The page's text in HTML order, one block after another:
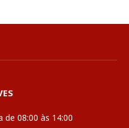
08:00 às 14:00